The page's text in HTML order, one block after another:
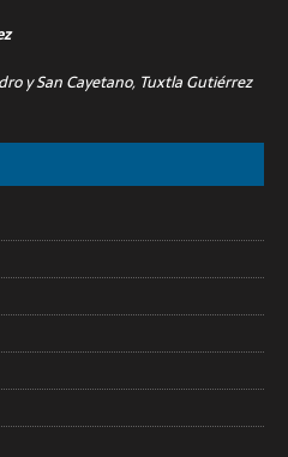
y San Cayetano, Tuxtla Gutiérrez